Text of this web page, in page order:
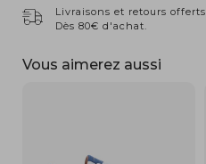
Livraisons et retours offerts
Dès 80€ d'achat.
Vous aimerez aussi